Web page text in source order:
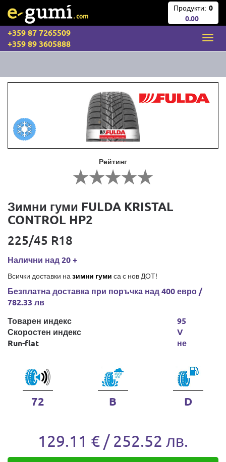
Продукти: 0
0.00
+359 87 7265509
+359 89 3605888
Рейтинг
Зимни гуми FULDA KRISTAL
CONTROL HP2
225/45 R18
Налични над 20 +
Всички доставки на зимни гуми са с нов ДОТ!
Безплатна доставка при поръчка над 400 евро /
782.33 лв
Товарен индекс
Скоростен индекс
Run-flat
95
V
не
72 B D
129.11 € / 252.52 лв.